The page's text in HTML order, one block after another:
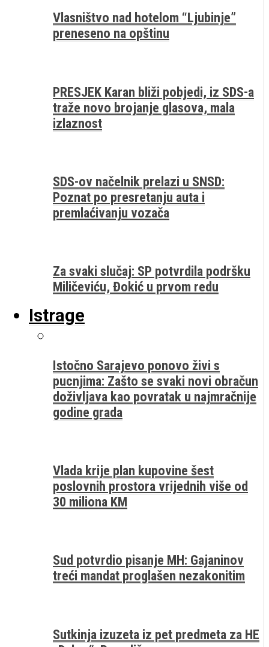
Vlasništvo nad hotelom “Ljubinje”
preneseno na opštinu
PRESJEK Karan bliži pobjedi, iz SDS-a
traže novo brojanje glasova, mala
izlaznost
SDS-ov načelnik prelazi u SNSD:
Poznat po presretanju auta i
premlaćivanju vozača
Za svaki slučaj: SP potvrdila podršku
Miličeviću, Đokić u prvom redu
Istrage
Istočno Sarajevo ponovo živi s
pucnjima: Zašto se svaki novi obračun
doživljava kao povratak u najmračnije
godine grada
Vlada krije plan kupovine šest
poslovnih prostora vrijednih više od
30 miliona KM
Sud potvrdio pisanje MH: Gajaninov
treći mandat proglašen nezakonitim
Sutkinja izuzeta iz pet predmeta za HE